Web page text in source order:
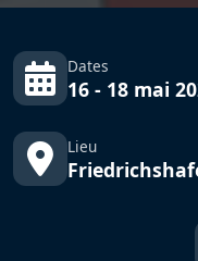
Dates
16 - 18 mai
Lieu